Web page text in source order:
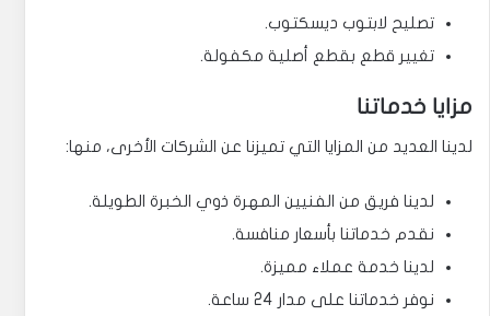
تصليح لابتوب ديسكتوب.
تغيير قطع بقطع أصلية مكفولة.
مزايا خدماتنا
لدينا العديد من المزايا التي تميزنا عن الشركات الأخرى، منها:
لدينا فريق من الفنيين المهرة ذوي الخبرة الطويلة.
نقدم خدماتنا بأسعار منافسة.
لدينا خدمة عملاء مميزة.
نوفر خدماتنا على مدار 24 ساعة.